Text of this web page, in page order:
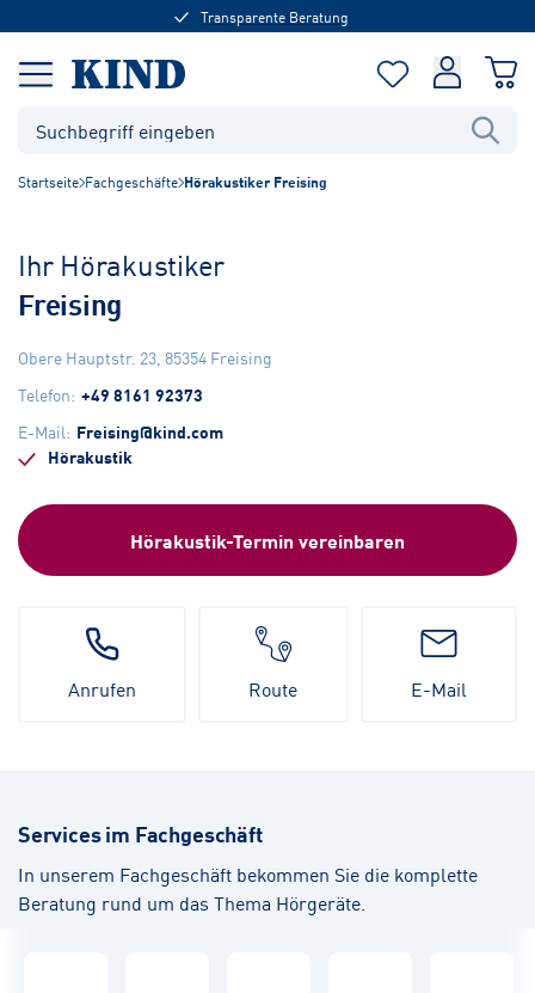
Transparente Beratung
Startseite Fachgeschäfte Hörakustiker Freising
Ihr Hörakustiker
Freising
Obere Hauptstr. 23, 85354 Freising
Telefon: +49 8161 92373
E-Mail: Freising@kind.com
Hörakustik
Hörakustik-Termin vereinbaren
Anrufen Route E-Mail
Services im Fachgeschäft
In unserem Fachgeschäft bekommen Sie die komplette
Beratung rund um das Thema Hörgeräte.